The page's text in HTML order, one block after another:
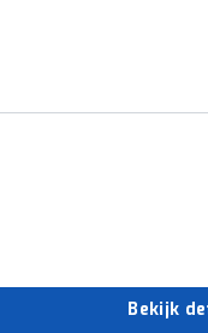
Bekijk